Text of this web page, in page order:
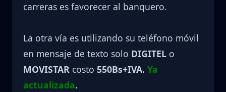
carreras es favorecer al banquero.
La otra vía es utilizando su teléfono móvil
en mensaje de texto solo DIGITEL o
MOVISTAR costo 550Bs+IVA. Ya
actualizada.